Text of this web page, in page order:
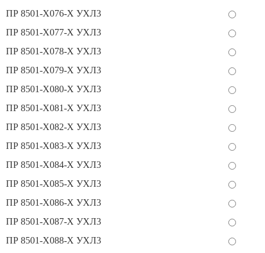
ПР 8501-Х076-Х УХЛ3
ПР 8501-Х077-Х УХЛ3
ПР 8501-Х078-Х УХЛ3
ПР 8501-Х079-Х УХЛ3
ПР 8501-Х080-Х УХЛ3
ПР 8501-Х081-Х УХЛ3
ПР 8501-Х082-Х УХЛ3
ПР 8501-Х083-Х УХЛ3
ПР 8501-Х084-Х УХЛ3
ПР 8501-Х085-Х УХЛ3
ПР 8501-Х086-Х УХЛ3
ПР 8501-Х087-Х УХЛ3
ПР 8501-Х088-Х УХЛ3